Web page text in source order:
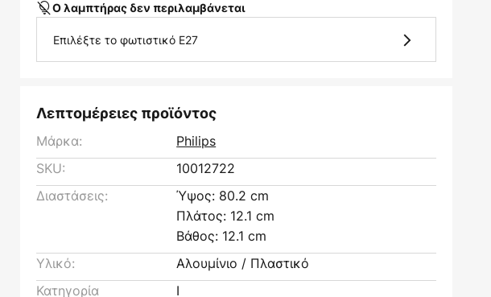
Ο λαμπτήρας δεν περιλαμβάνεται
Επιλέξτε το φωτιστικό E27
Λεπτομέρειες προϊόντος
Μάρκα:
Philips
SKU:
10012722
Διαστάσεις:
Ύψος: 80.2 cm
Πλάτος: 12.1 cm
Βάθος: 12.1 cm
Υλικό:
Αλουμίνιο / Πλαστικό
Κατηγορία
I